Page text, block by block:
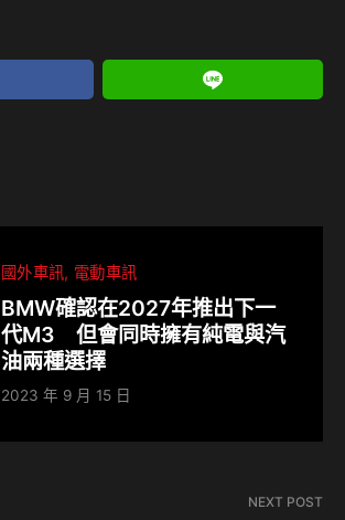
國外車訊 電動車訊
BMW確認在2027年推出下一
代M3 但會同時擁有純電與汽
油兩種選擇
2023 年 9 月 15 日
NEXT POST